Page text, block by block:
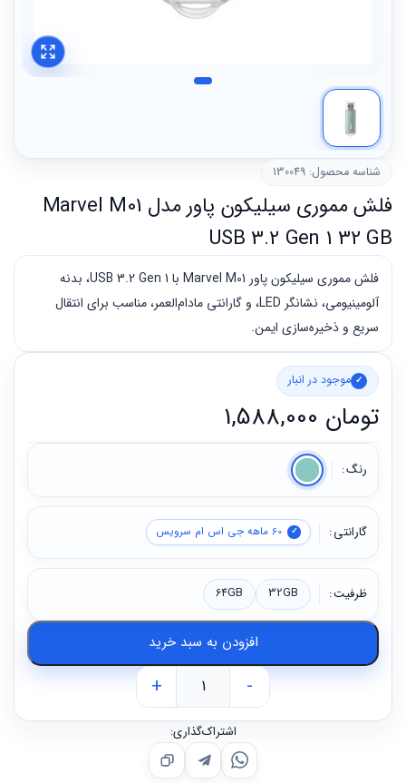
شناسه محصول: 130049
فلش مموری سیلیکون پاور مدل Marvel M01
USB 3.2 Gen 1 32 GB
فلش مموری سیلیکون پاور Marvel M01 با USB 3.2 Gen 1، بدنه
آلومینیومی، نشانگر LED، و گارانتی مادام‌العمر، مناسب برای انتقال
سریع و ذخیره‌سازی ایمن.
تومان
موجود در انبار
رنگ
گارانتی 60 ماهه جی اس ام سرویس
ظرفیت 32GB
64GB
-
+
افزودن به سبد خرید
اشتراک‌گذاری: